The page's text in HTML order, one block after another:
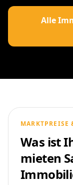
Alle
MARKTPREISE
Was ist
mieten